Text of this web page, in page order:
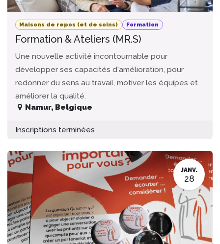
Maisons de repos (et de soins) Formation
Formation & Ateliers (MR.S)
Une nouvelle activité incontournable pour
développer ses capacités d'amélioration, pour
redonner du sens au travail, motiver les équipes et
améliorer la qualité.
Namur, Belgique
Inscriptions terminées
JANV.
28